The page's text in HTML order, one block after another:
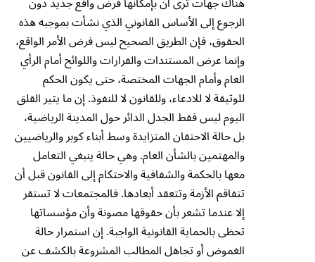
الرجوع إلى الأساس القانوني الذي نشأت بموجبه هذه
الحقوق، فإن الطريق الصحيح ليس فرض الأمر الواقع،
وإنما عرض المستندات والقرارات واللوائح أمام الرأي
العام وأمام الجهات المختصة، حتى يكون الحكم
للوثيقة لا للادعاء، وللقانون لا للنفوذ. إن ما يثير القلق
اليوم ليس فقط الجدل الدائر حول المدينة الرياضية،
بل حالة الاحتقان المتزايدة وسط أبناء كوبر والرياضيين
والمهتمين بالشأن العام. وهي حالة ينبغي التعامل
معها بالحكمة والشفافية والاحتكام إلى القانون قبل أن
تتفاقم الأزمة وتتعقد أبعادها. فالمجتمعات لا تستقر
إلا عندما تشعر بأن حقوقها مصونة وأن مؤسساتها
تحظى بالحماية القانونية الواجبة. إن استمرار حالة
الغموض أو تجاهل المطالب المشروعة بالكشف عن